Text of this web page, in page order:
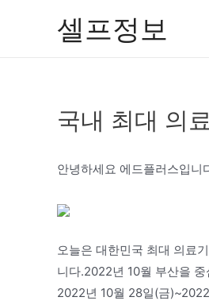
셀프정보
국내 최대 의
안녕하세요 에드플러스입니
오늘은 대한민국 최대 의료
니다.2022년 10월 부산을
2022년 10월 28일(금